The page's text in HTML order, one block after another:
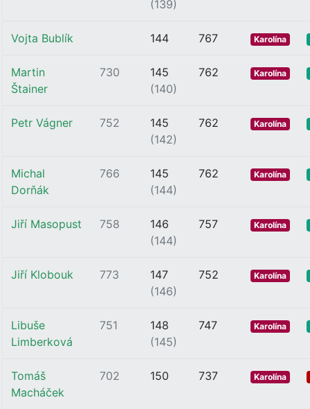
(139)
Vojta Bublík 144 767 Karolína
Martin
Štainer
730
145
(140)
762 Karolína
Petr Vágner 752
145
(142)
762 Karolína
Michal
Dorňák
766
145
(144)
762 Karolína
Jiří Masopust 758
146
(144)
757 Karolína
Jiří Klobouk 773
147
(146)
752 Karolína
Libuše
Limberková
751
148
(145)
747 Karolína
Tomáš
Macháček
702 150 737 Karolína